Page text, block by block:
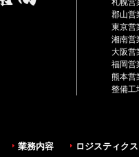
郡山営
東京営
湘南営
大阪営
福岡営
熊本営
整備工
業務内容 ロジスティクス